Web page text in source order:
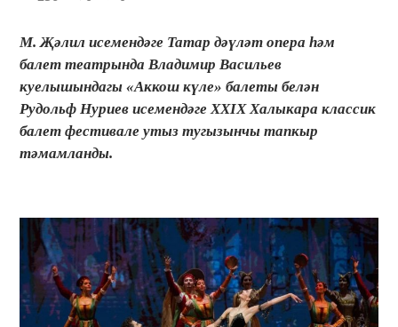
М. Җәлил исемендәге Татар дәүләт опера һәм
балет театрында Владимир Васильев
куелышындагы «Аккош күле» балеты белән
Рудольф Нуриев исемендәге XXIX Халыкара классик
балет фестивале утыз тугызынчы тапкыр
тәмамланды.